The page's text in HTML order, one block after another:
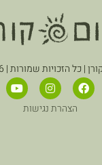
| כל הזכויות שמורות | 2026
הצהרת נגישות